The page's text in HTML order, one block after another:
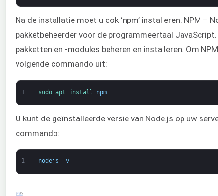
Na de installatie moet u ook ‘npm’ installeren. NPM –
pakketbeheerder voor de programmeertaal
pakketten en -modules beheren en installeren. Om
volgende commando uit:
1 sudo apt install npm
U kunt de geïnstalleerde versie van Node.js op uw
commando:
1 nodejs -v